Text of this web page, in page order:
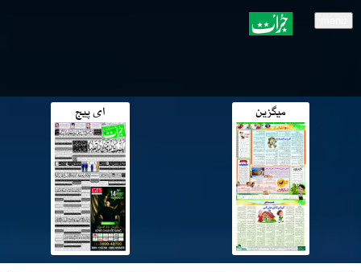
میگزین ای پیج